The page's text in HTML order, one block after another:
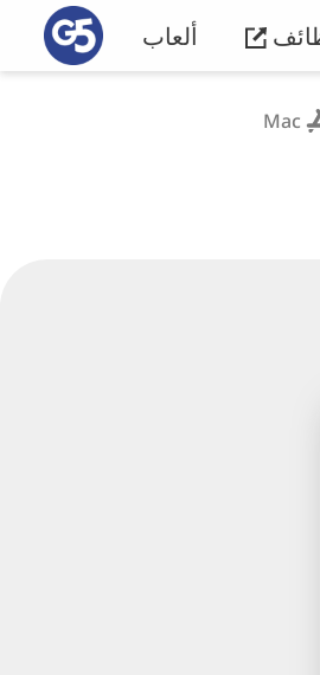
ألعاب
Mac